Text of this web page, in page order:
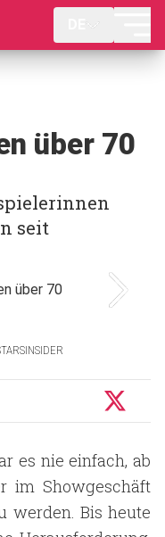
über 70
seit
es nie einfach, ab
im Showgeschäft
werden. Bis heute